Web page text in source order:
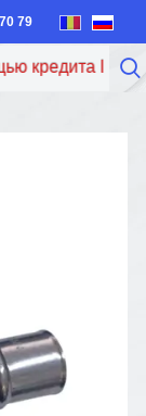
79
кредита Iute